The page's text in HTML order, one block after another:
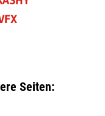
Seiten: